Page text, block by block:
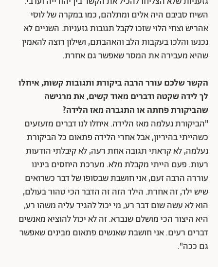
השיח סביבם היה אלים ומתלהם, כמו במקרה של לוסי
אהריש וצחי הלוי שזכו לקבל תגובות גזעניות. השניים לא
נכנעו והלכו בעקבות הלב והאהבתם, ושילון רוצה להאמין
שהיא מעבירה את המסר שאפשר גם אחרת.
הקשר שלכם עורר הרבה ביקורת ותגובות קשות, איחלו
לך לידה שקטה ודברים מאוד קשים, את מרגישה
שהביקורת פחתה או התגברה מאז הלידה?
"הביקורת נעלמה מאז הלידה. איחלו לנו דברים מזעזעים
כשהייתי בהיריון, אבל אחרי הלידה פתאום כל הביקורת
נעלמה, לא קראתי תגובה אחת רעה, לא קיבלתי הודעות
רעות. פעם הייתי מקבלת מלא. מערכת היחסים בינינו
עוררה הרבה זעם, אני חושבת שבסופו של דבר כשרואים
שיש ילד, זה אחרת. הילד הזה זה הדבר הכי טהור בעולם,
הוא לא עשה שום דבר רע, מי יכול להגיד עליה משהו רע,
היא היצור הכי מושלם שנברא. זה לא יכול להוציא מאנשים
דברים רעים. אני חושבת שאנשים פתאום מבינים שאפשר
גם ככה".